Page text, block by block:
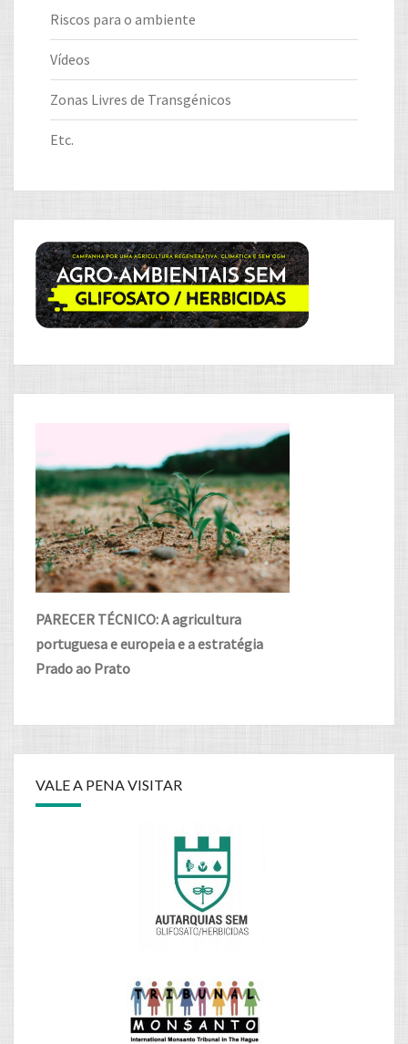
Riscos para o ambiente
Vídeos
Zonas Livres de Transgénicos
Etc.
PARECER TÉCNICO: A agricultura
portuguesa e europeia e a estratégia
Prado ao Prato
VALE A PENA VISITAR